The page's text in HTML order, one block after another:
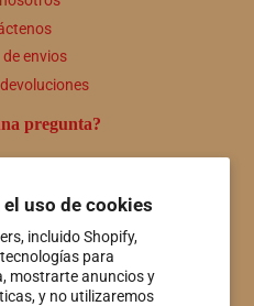
uso de cookies
incluido Shopify,
para
mostrarte anuncios y
y no utilizaremos
envios
pregunta?
y ventas. Directamente a tu
entrada.